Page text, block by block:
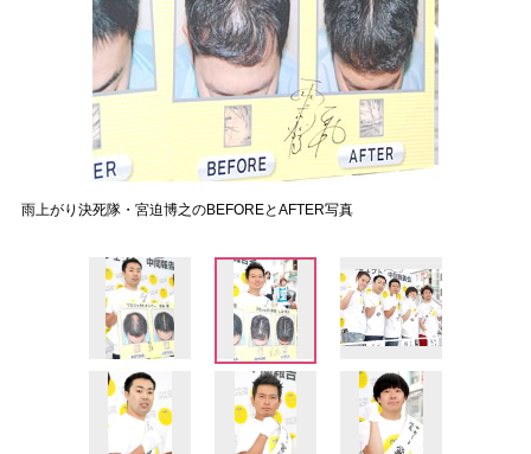
雨上がり決死隊・宮迫博之のBEFOREとAFTER写真